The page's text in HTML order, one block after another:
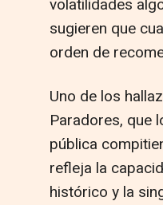
volatilidades
sugieren que
orden de
Uno de los
Paradores, que
pública
refleja la
histórico y la